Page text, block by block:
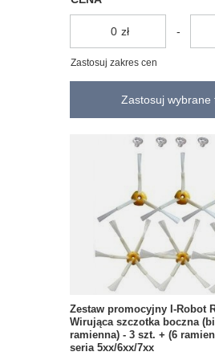
zł -
Zastosuj zakres cen
Zastosuj wybrane
Zestaw promocyjny I-Robot
Wirująca szczotka boczna
ramienna) - 3 szt. + (6
seria 5xx/6xx/7xx